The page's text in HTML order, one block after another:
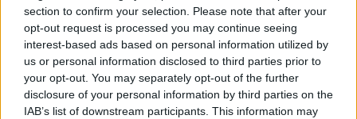
section to confirm your selection. Please note that after your
opt-out request is processed you may continue seeing
interest-based ads based on personal information utilized by
us or personal information disclosed to third parties prior to
your opt-out. You may separately opt-out of the further
disclosure of your personal information by third parties on the
IAB’s list of downstream participants. This information may
συνέλαβαν τον πρώην σύντροφό της και τον
οδήγησαν στον εισαγγελέα. Λίγο αργότερα
αφέθηκε ελεύθερος.
ΔΙΑΒΑΣΤΕ ΕΠΙΣΗΣ